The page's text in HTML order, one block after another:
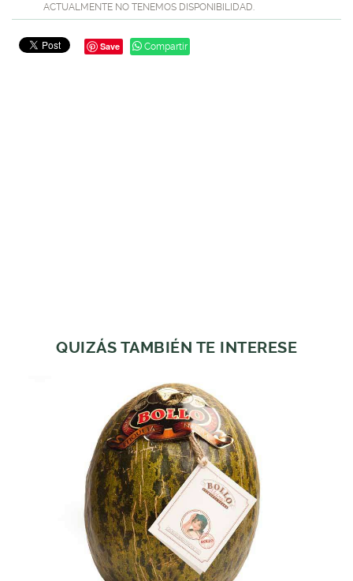
ACTUALMENTE NO TENEMOS DISPONIBILIDAD.
Save Compartir
QUIZÁS TAMBIÉN TE INTERESE